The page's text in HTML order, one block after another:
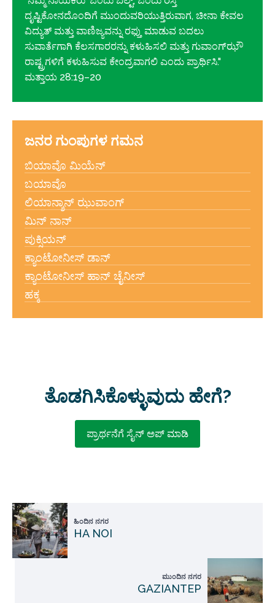
ದೃಷ್ಟಿಕೋನದೊಂದಿಗೆ ಮುಂದುವರಿಯುತ್ತಿರುವಾಗ, ಚೀನಾ ಕೇವಲ
ವಿದ್ಯುತ್ ಮತ್ತು ವಾಣಿಜ್ಯವನ್ನು ರಫ್ತು ಮಾಡುವ ಬದಲು
ಸುವಾರ್ತೆಗಾಗಿ ಕೆಲಸಗಾರರನ್ನು ಕಳುಹಿಸಲಿ ಮತ್ತು ಗುವಾಂಗ್‌ಝೌ
ರಾಷ್ಟ್ರಗಳಿಗೆ ಕಳುಹಿಸುವ ಕೇಂದ್ರವಾಗಲಿ ಎಂದು ಪ್ರಾರ್ಥಿಸಿ."
ಮತ್ತಾಯ 28:19–20
ಜನರ ಗುಂಪುಗಳ ಗಮನ
ಬಿಯಾವೊ ಮಿಯೆನ್
ಬಯಾವೊ
ಲಿಯಾನ್ಶಾನ್ ಝುವಾಂಗ್
ಮಿನ್ ನಾನ್
ಪುಕ್ಸಿಯನ್
ಕ್ಯಾಂಟೋನೀಸ್ ಡಾನ್
ಕ್ಯಾಂಟೋನೀಸ್ ಹಾನ್ ಚೈನೀಸ್
ಹಕ್ಕ
ತೊಡಗಿಸಿಕೊಳ್ಳುವುದು ಹೇಗೆ?
ಪ್ರಾರ್ಥನೆಗೆ ಸೈನ್ ಅಪ್ ಮಾಡಿ
ಹಿಂದಿನ ನಗರ
HA NOI
ಮುಂದಿನ ನಗರ
GAZIANTEP